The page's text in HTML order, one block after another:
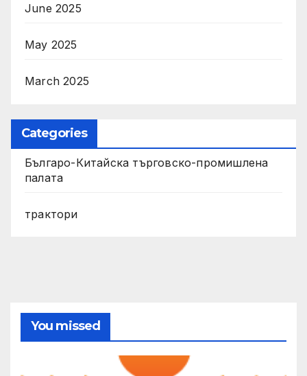
June 2025
May 2025
March 2025
Categories
Българо-Китайска търговско-промишлена
палата
трактори
You missed